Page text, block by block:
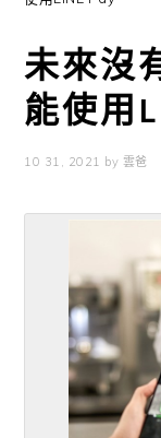
未來沒
能使用
10 31, 2021 by 雲爸